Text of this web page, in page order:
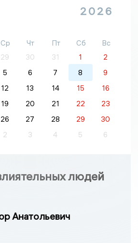
2026
Ср Чт Пт Сб
Вс
29 30 31 1
2
5 6 7 8
9
12 13 14 15
16
19 20 21 22
23
26 27 28 29
30
2 3 4 5 6
людей
Анатольевич